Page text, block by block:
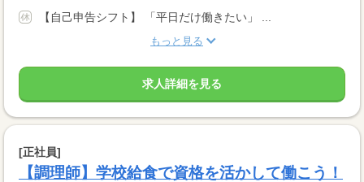
【自己申告シフト】 「平日だけ働きたい」 ...
もっと見る
求人詳細を見る
[正社員]
【調理師】学校給食で資格を活かして働こう！